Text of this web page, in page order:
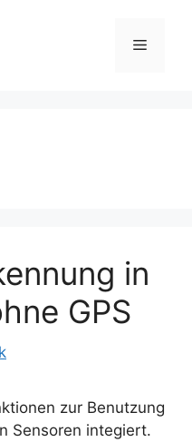
Menü
in
GPS
zur Benutzung
Sensoren integiert.